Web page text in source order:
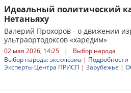
Идеальный политический
Нетаньяху
Валерий Прохоров - о движении
ультраортодоксов «харедим»
02 мая 2026, 14:25 |
Выбор народа
Выбор народа: эксклюзив | Подробности
Эксперты Центра ПРИСП | Зарубежье |